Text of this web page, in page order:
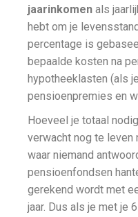
jaarinkomen als
hebt om je
percentage is
bepaalde kosten na
hypotheeklasten (als
pensioenpremies en
Hoeveel je totaal
verwacht nog te leven
waar niemand
pensioenfondsen
gerekend wordt met
jaar. Dus als je met je